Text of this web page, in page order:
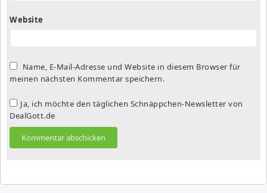
Website
Name, E-Mail-Adresse und Website in diesem Browser für
meinen nächsten Kommentar speichern.
Ja, ich möchte den täglichen Schnäppchen-Newsletter von
DealGott.de